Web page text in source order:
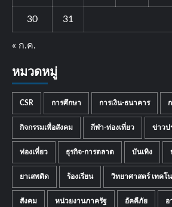
30 31
« ก.ค.
หมวดหมู่
CSR การศึกษา การเงิน-ธนาคาร
กิจกรรมเพื่อสังคม กีฬา-ท่องเที่ยว ข่าวป
ท่องเที่ยว ธุรกิจ-การตลาด บันเทิง
ยาเสพติด ร้องเรียน วิทยาศาสตร์ เทคโ
สังคม หน่วยงานภาครัฐ อัคคีภัย อ